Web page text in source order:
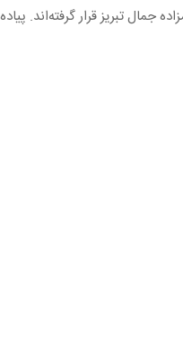
جمال تبریز قرار گرفته‌اند.